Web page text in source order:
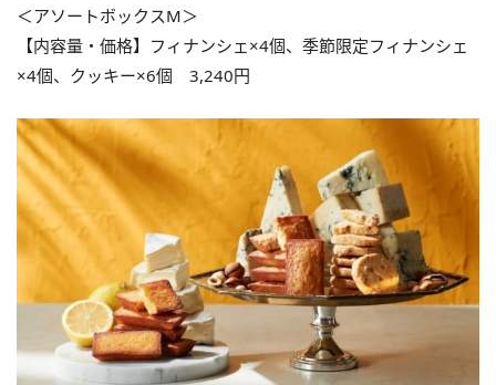
＜アソートボックスM＞
【内容量・価格】フィナンシェ×4個、季節限定フィナンシェ
×4個、クッキー×6個 3,240円